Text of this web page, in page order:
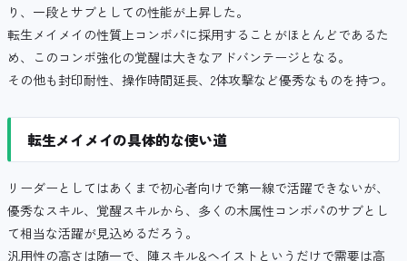
り、一段とサブとしての性能が上昇した。
転生メイメイの性質上コンボパに採用することがほとんどであるた
め、このコンボ強化の覚醒は大きなアドバンテージとなる。
その他も封印耐性、操作時間延長、2体攻撃など優秀なものを持つ。
転生メイメイの具体的な使い道
リーダーとしてはあくまで初心者向けで第一線で活躍できないが、
優秀なスキル、覚醒スキルから、多くの木属性コンボパのサブとし
て相当な活躍が見込めるだろう。
汎用性の高さは随一で、陣スキル&ヘイストというだけで需要は高